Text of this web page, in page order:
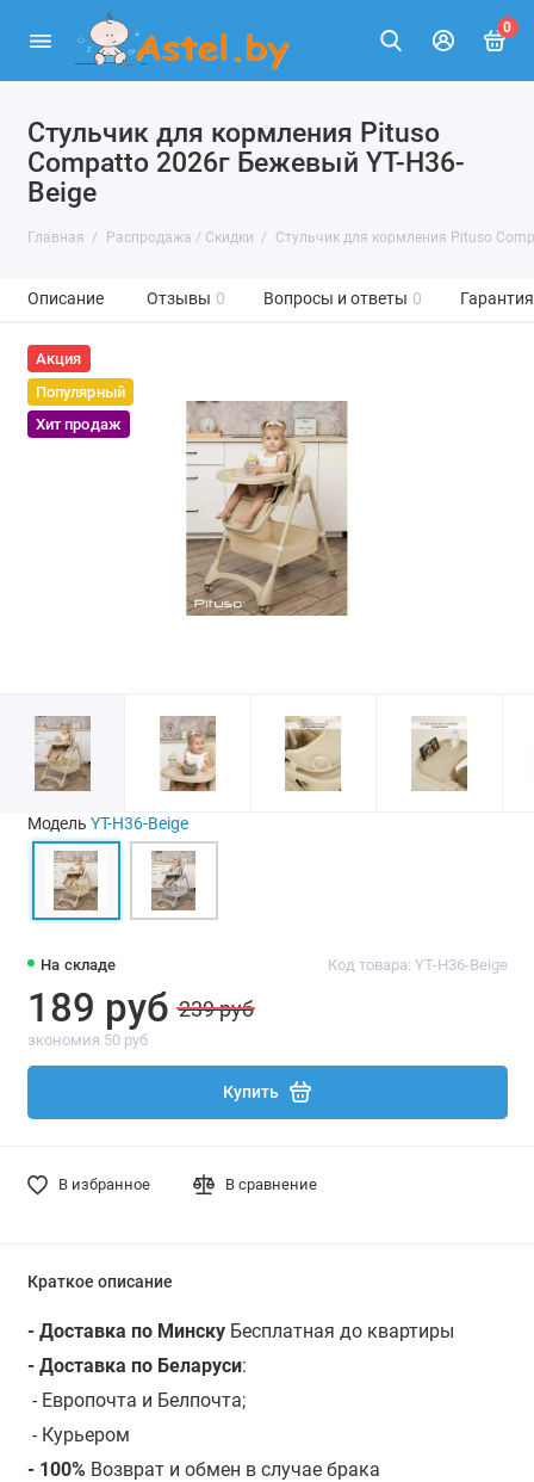
0
Стульчик для кормления Pituso
Compatto 2026г Бежевый YT-H36-
Beige
Главная Распродажа / Скидки Стульчик для кормления Pituso
Описание Отзывы 0 Вопросы и ответы 0 Гарантия
Акция
Популярный
Хит продаж
На складе Код товара: YT-H36-Beige
189 руб 239 руб
экономия 50 руб
Купить
В избранное В сравнение
Модель YT-H36-Beige
Краткое описание
- Доставка по МинскуБесплатная до квартиры
- Доставка по Беларуси:
- Европочта и Белпочта;
- Курьером
- 100% Возврат и обмен в случае брака